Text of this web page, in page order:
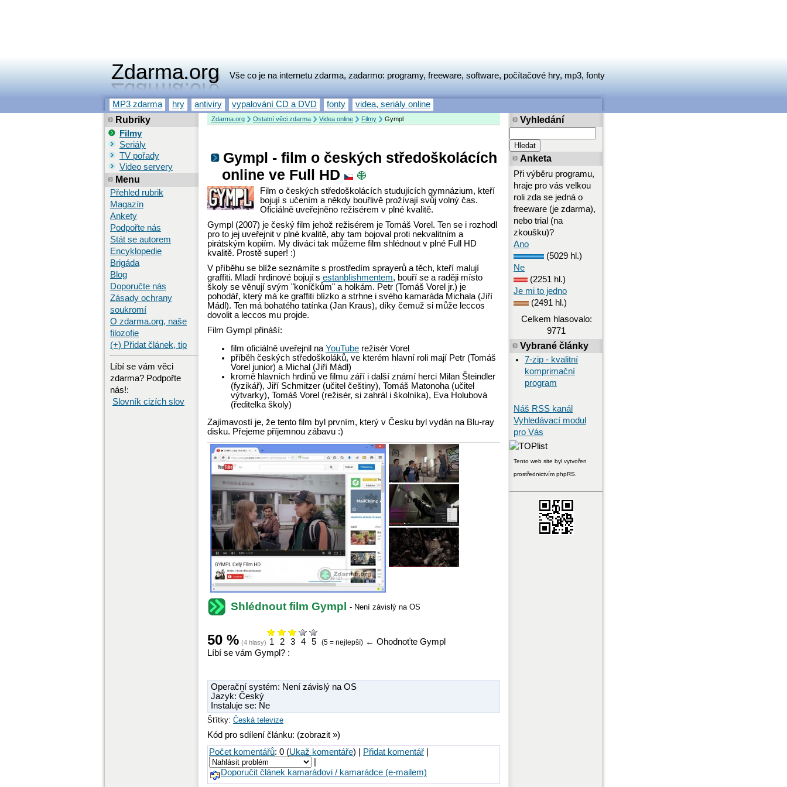
Zdarma.org Vše co je na internetu zdarma, zadarmo: programy, freeware, software, počítačové hry, mp3, fonty
MP3 zdarma hry antiviry vypalování CD a DVD fonty videa, seriály online
Zdarma.org Ostatní věci zdarma Videa online Filmy Gympl
Gympl - film o českých středoškolácích
online ve Full HD
Film o českých středoškolácích studujících gymnázium, kteří
bojují s učením a někdy bouřlivě prožívají svůj volný čas.
Oficiálně uveřejněno režisérem v plné kvalitě.
Gympl (2007) je český film jehož režisérem je Tomáš Vorel. Ten se i rozhodl
pro to jej uveřejnit v plné kvalitě, aby tam bojoval proti nekvalitním a
pirátským kopiím. My diváci tak můžeme film shlédnout v plné Full HD
kvalitě. Prostě super! :)
V příběhu se blíže seznámíte s prostředím sprayerů a těch, kteří malují
graffiti. Mladí hrdinové bojují s estanblishmentem, bouří se a raději místo
školy se věnují svým "koníčkům" a holkám. Petr (Tomáš Vorel jr.) je
pohodář, který má ke graffiti blízko a strhne i svého kamaráda Michala (Jiří
Mádl). Ten má bohatého tatínka (Jan Kraus), díky čemuž si může leccos
dovolit a leccos mu projde.
Film Gympl přináší:
film oficiálně uveřejnil na YouTube režisér Vorel
příběh českých středoškoláků, ve kterém hlavní roli mají Petr (Tomáš
Vorel junior) a Michal (Jiří Mádl)
kromě hlavních hrdinů ve filmu září i další známí herci Milan Šteindler
(fyzikář), Jiří Schmitzer (učitel češtiny), Tomáš Matonoha (učitel
výtvarky), Tomáš Vorel (režisér, si zahrál i školníka), Eva Holubová
(ředitelka školy)
Zajímavostí je, že tento film byl prvním, který v Česku byl vydán na Blu-ray
disku. Přejeme příjemnou zábavu :)
Shlédnout film Gympl - Není závislý na OS
50 % (4 hlasy) 1 2 3 4 5 (5 = nejlepší) ← Ohodnoťte Gympl
Líbí se vám Gympl? :
Operační systém: Není závislý na OS
Jazyk: Český
Instaluje se: Ne
Šťítky: Česká televize
Kód pro sdílení článku: (zobrazit »)
Počet komentářů: 0 (Ukaž komentáře) | Přidat komentář
Doporučit článek kamarádovi / kamarádce (e-mailem)
Rubriky
Filmy
Seriály
TV pořady
Video servery
Menu
Přehled rubrik
Magazín
Ankety
Podpořte nás
Stát se autorem
Encyklopedie
Brigáda
Blog
Doporučte nás
Zásady ochrany
soukromí
O zdarma.org, naše
filozofie
(+) Přidat článek, tip
Líbí se vám věci
zdarma? Podpořte
nás!:
Slovník cizích slov
Vyhledání
Anketa
Při výběru programu,
hraje pro vás velkou
roli zda se jedná o
freeware (je zdarma),
nebo trial (na
zkoušku)?
Ano
(5029 hl.)
Ne
(2251 hl.)
Je mi to jedno
(2491 hl.)
Celkem hlasovalo:
9771
Vybrané články
7-zip - kvalitní
komprimační
program
Náš RSS kanál
Vyhledávací modul
pro Vás
Tento web site byl vytvořen
prostřednictvím phpRS.